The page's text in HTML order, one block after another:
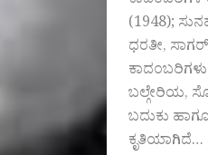
(1948);
ಧರತೀ,
ಬಲ್ಗೇರಿಯ,
ಬದುಕು
ಕೃತಿಯಾಗಿದೆ…